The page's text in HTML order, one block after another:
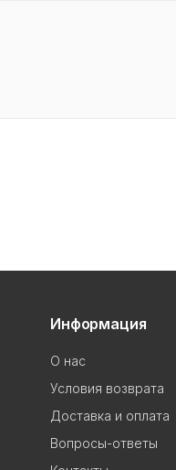
Информация
О нас
Условия возврата
Доставка и оплата
Вопросы-ответы